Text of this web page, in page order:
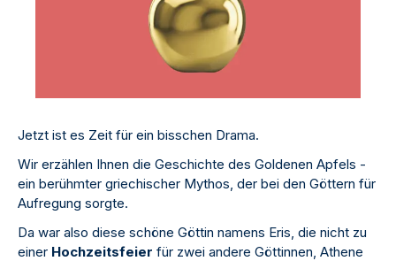
Jetzt ist es Zeit für ein bisschen Drama.
Wir erzählen Ihnen die Geschichte des Goldenen Apfels -
ein berühmter griechischer Mythos, der bei den Göttern für
Aufregung sorgte.
Da war also diese schöne Göttin namens Eris, die nicht zu
einer Hochzeitsfeier für zwei andere Göttinnen, Athene